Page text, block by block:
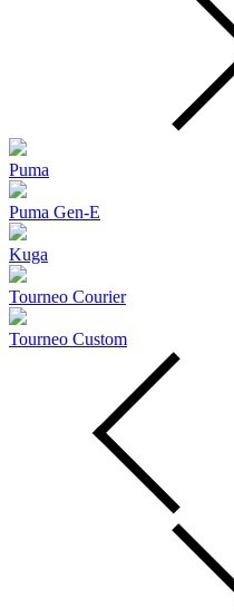
Puma
Puma Gen‑E
Kuga
Tourneo Courier
Tourneo Custom